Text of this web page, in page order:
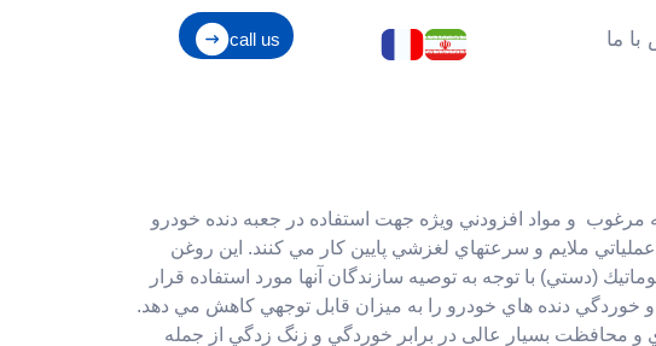
ما call us
مرغوب و مواد افزودني ويژه جهت استفاده در جعبه دنده خودرو
ملايم و سرعتهاي لغزشي پايين كار مي كنند. اين روغن
(دستي) با توجه به توصيه سازندگان آنها مورد استفاده قرار
خوردگي دنده هاي خودرو را به ميزان قابل توجهي كاهش مي دهد.
و محافظت بسيار عالی در برابر خوردگي و زنگ زدگي از جمله